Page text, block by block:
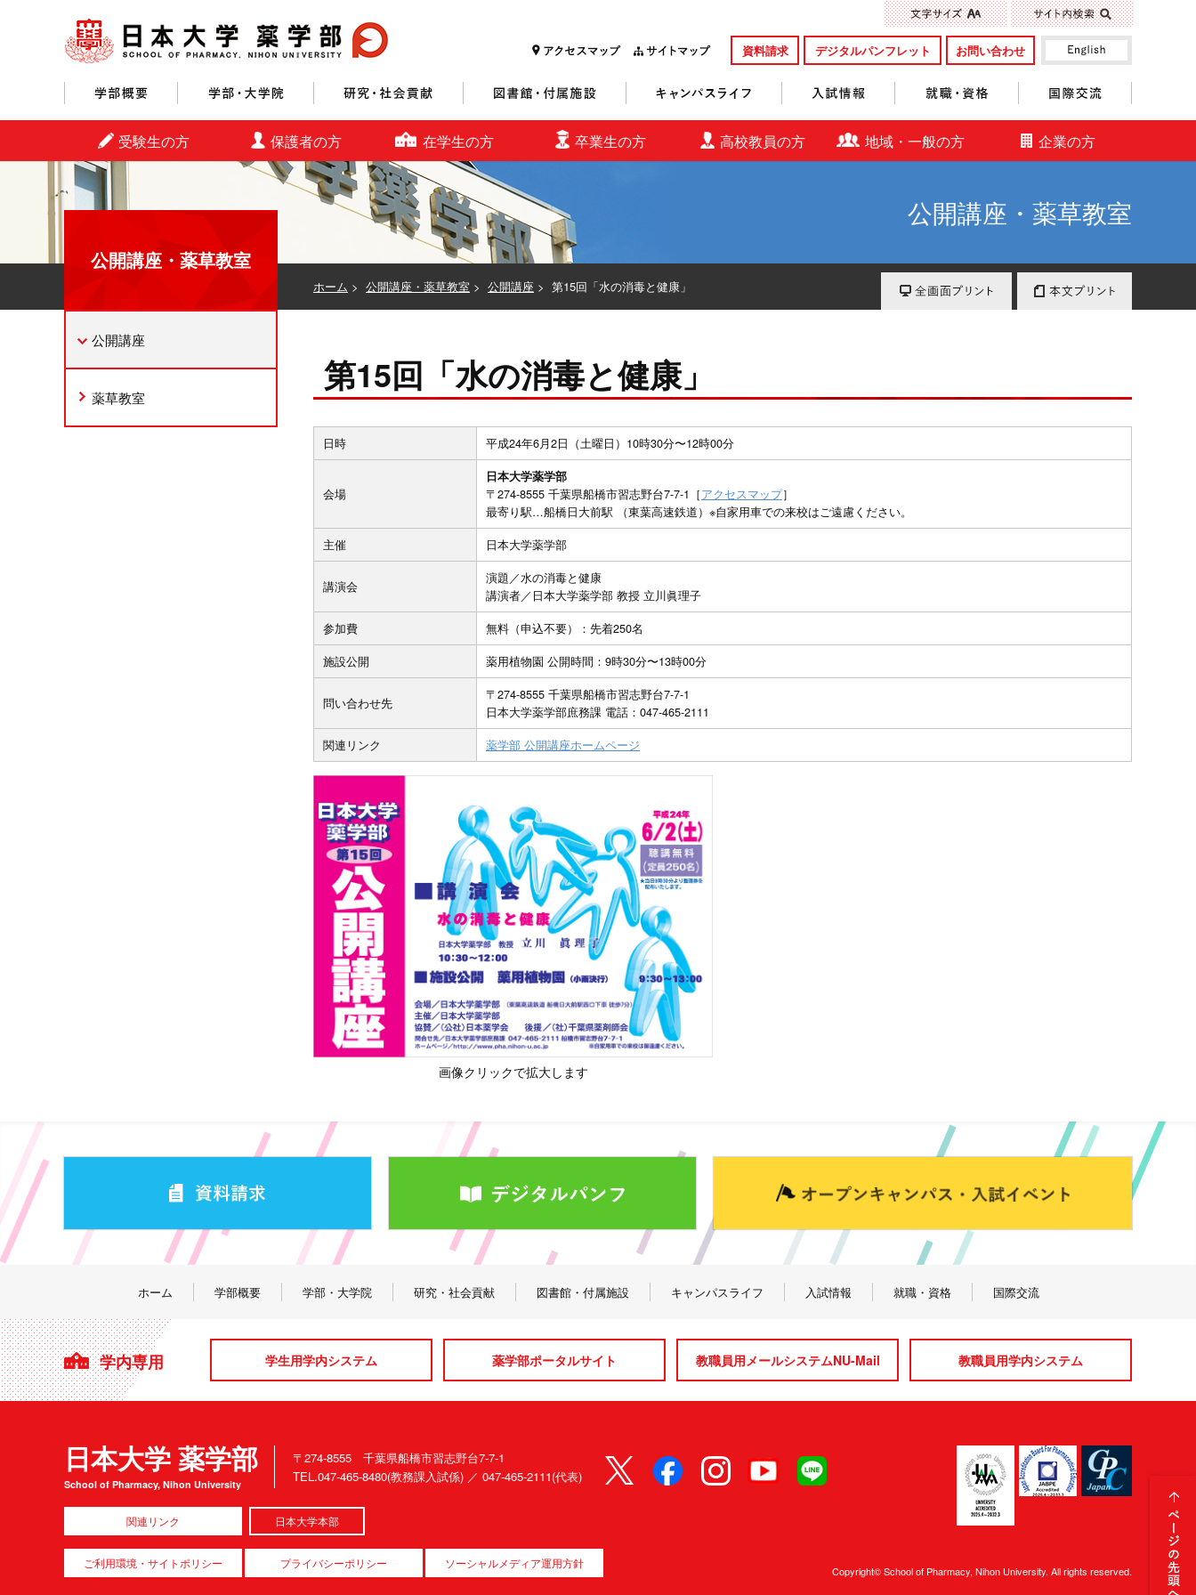
資料請求 デジタルパンフレット お問い合わせ
受験生の方 保護者の方 在学生の方 卒業生の方 高校教員の方 地域・一般の方 企業の方
公開講座・薬草教室
ホーム > 公開講座・薬草教室 > 公開講座 > 第15回「水の消毒と健康」
第15回「水の消毒と健康」
日時 平成24年6月2日（土曜日）10時30分〜12時00分
会場
日本大学薬学部
〒274-8555 千葉県船橋市習志野台7-7-1［アクセスマップ］
最寄り駅…船橋日大前駅 （東葉高速鉄道）※自家用車での来校はご遠慮ください。
主催
日本大学薬学部
講演会
演題／水の消毒と健康
講演者／日本大学薬学部 教授 立川眞理子
参加費
無料（申込不要）：先着250名
施設公開
薬用植物園 公開時間：9時30分〜13時00分
問い合わせ先
〒274-8555 千葉県船橋市習志野台7-7-1
日本大学薬学部庶務課 電話：047-465-2111
関連リンク
薬学部 公開講座ホームページ
画像クリックで拡大します
公開講座・薬草教室
公開講座
薬草教室
ホーム 学部概要 学部・大学院 研究・社会貢献 図書館・付属施設 キャンパスライフ 入試情報 就職・資格 国際交流
学内専用 学生用学内システム 薬学部ポータルサイト 教職員用メールシステムNU-Mail 教職員用学内システム
日本大学 薬学部
School of Pharmacy, Nihon University
関連リンク 日本大学本部
〒274-8555 千葉県船橋市習志野台7-7-1
TEL.047-465-8480(教務課入試係) ／ 047-465-2111(代表)
ご利用環境・サイトポリシー プライバシーポリシー ソーシャルメディア運用方針
Copyright© School of Pharmacy, Nihon University. All rights reserved.